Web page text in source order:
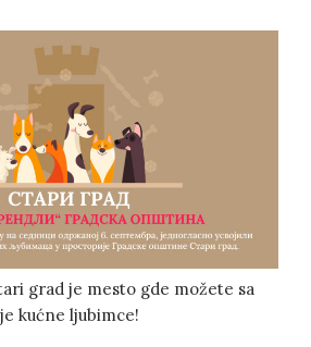
grad je mesto gde možete sa
kućne ljubimce!